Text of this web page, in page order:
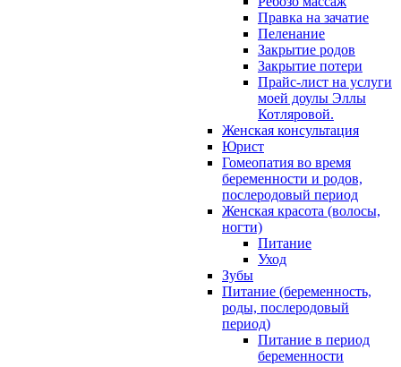
Правка на зачатие
Пеленание
Закрытие родов
Закрытие потери
Прайс-лист на услуги
моей доулы Эллы
Котляровой.
Женская консультация
Юрист
Гомеопатия во время
беременности и родов,
послеродовый период
Женская красота (волосы,
ногти)
Питание
Уход
Зубы
Питание (беременность,
роды, послеродовый
период)
Питание в период
беременности